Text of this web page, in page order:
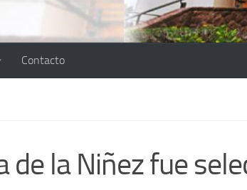
Contacto
de la Niñez fue